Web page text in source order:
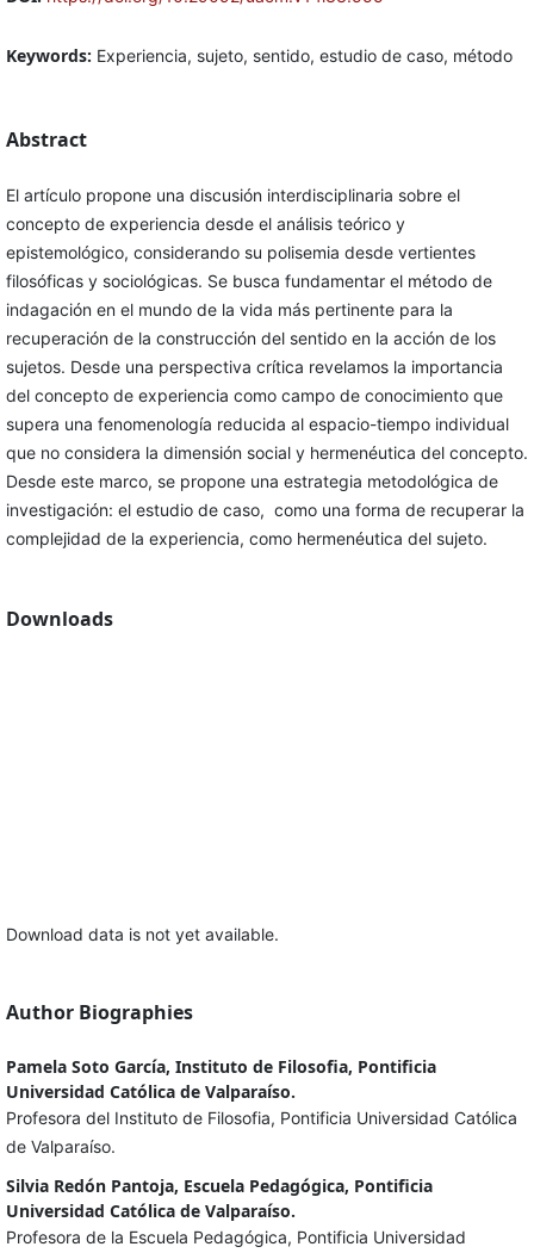
Keywords: Experiencia, sujeto, sentido, estudio de caso, método
Abstract
El artículo propone una discusión interdisciplinaria sobre el
concepto de experiencia desde el análisis teórico y
epistemológico, considerando su polisemia desde vertientes
filosóficas y sociológicas. Se busca fundamentar el método de
indagación en el mundo de la vida más pertinente para la
recuperación de la construcción del sentido en la acción de los
sujetos. Desde una perspectiva crítica revelamos la importancia
del concepto de experiencia como campo de conocimiento que
supera una fenomenología reducida al espacio-tiempo individual
que no considera la dimensión social y hermenéutica del concepto.
Desde este marco, se propone una estrategia metodológica de
investigación: el estudio de caso, como una forma de recuperar la
complejidad de la experiencia, como hermenéutica del sujeto.
Downloads
Download data is not yet available.
Author Biographies
Pamela Soto García, Instituto de Filosofia, Pontificia
Universidad Católica de Valparaíso.
Profesora del Instituto de Filosofia, Pontificia Universidad Católica
de Valparaíso.
Silvia Redón Pantoja, Escuela Pedagógica, Pontificia
Universidad Católica de Valparaíso.
Profesora de la Escuela Pedagógica, Pontificia Universidad